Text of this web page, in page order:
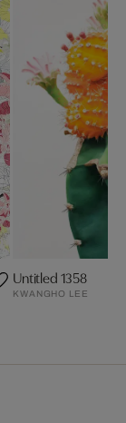
Untitled 1358
KWANGHO LEE